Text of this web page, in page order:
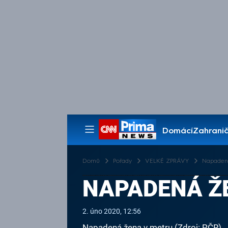
Domácí
Pořady
Domů Pořady VELKÉ ZPRÁVY
NAPADENÁ
2. úno 2020, 12:56